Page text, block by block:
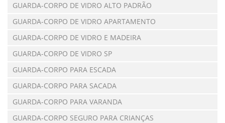
GUARDA-CORPO DE VIDRO ALTO PADRÃO
GUARDA-CORPO DE VIDRO APARTAMENTO
GUARDA-CORPO DE VIDRO E MADEIRA
GUARDA-CORPO DE VIDRO SP
GUARDA-CORPO PARA ESCADA
GUARDA-CORPO PARA SACADA
GUARDA-CORPO PARA VARANDA
GUARDA-CORPO SEGURO PARA CRIANÇAS